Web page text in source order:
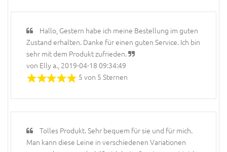
Hallo, Gestern habe ich meine Bestellung im guten
Zustand erhalten. Danke für einen guten Service. Ich bin
sehr mit dem Produkt zufrieden.
von Elly a., 2019-04-18 09:34:49
5 von 5 Sternen
Tolles Produkt. Sehr bequem für sie und für mich.
Man kann diese Leine in verschiedenen Variationen